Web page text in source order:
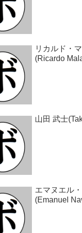
リカルド・
(Ricardo
山田 武士
エマヌエル
(Emanuel